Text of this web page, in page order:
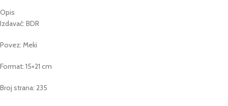
Opis
Izdavač: BDR
Povez: Meki
Format: 15×21 cm
Broj strana: 235